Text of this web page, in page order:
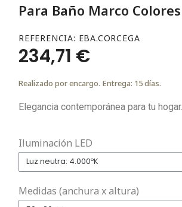
Para Baño Marco Colores
REFERENCIA EBA.CORCEGA
234,71 €
Realizado por encargo. Entrega: 15 días.
Elegancia contemporánea para tu hogar.
Iluminación LED
Medidas (anchura x altura)